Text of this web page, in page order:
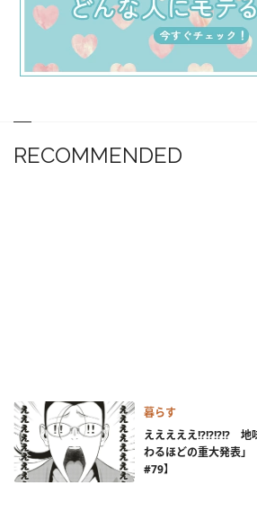
RECOMMENDED
暮らす
えええええ!?!?!?!? 地
わるほどの重大発表」
#79】